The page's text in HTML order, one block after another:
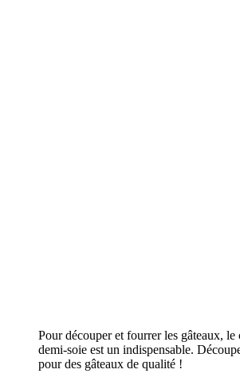
Pour découper et fourrer les gâteaux, le
demi-soie est un indispensable.
pour des gâteaux de qualité !